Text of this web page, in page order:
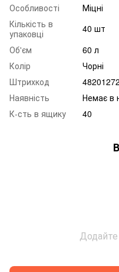
Особливості
Міцні
Кількість в
упаковці
40 шт
Об'єм
60 л
Колір
Чорні
Штрихкод
Наявність
Немає в
К-сть в ящику
40